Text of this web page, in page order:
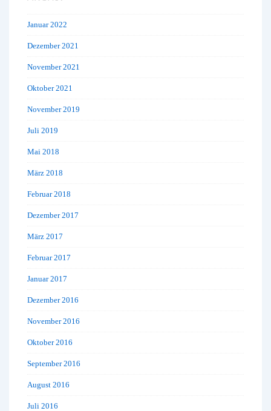
Januar 2022
Dezember 2021
November 2021
Oktober 2021
November 2019
Juli 2019
Mai 2018
März 2018
Februar 2018
Dezember 2017
März 2017
Februar 2017
Januar 2017
Dezember 2016
November 2016
Oktober 2016
September 2016
August 2016
Juli 2016